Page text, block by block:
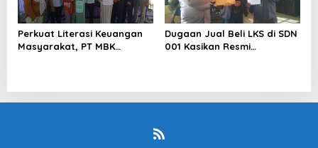
Perkuat Literasi Keuangan
Masyarakat, PT MBK
Dugaan Jual Beli LKS di SDN
001 Kasikan Resmi